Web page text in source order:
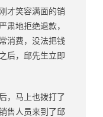
才笑容满面的销
肃地拒绝退款，
消费，没法把钱
后，邱先生立即
，马上也拨打了
售人员来到了邱